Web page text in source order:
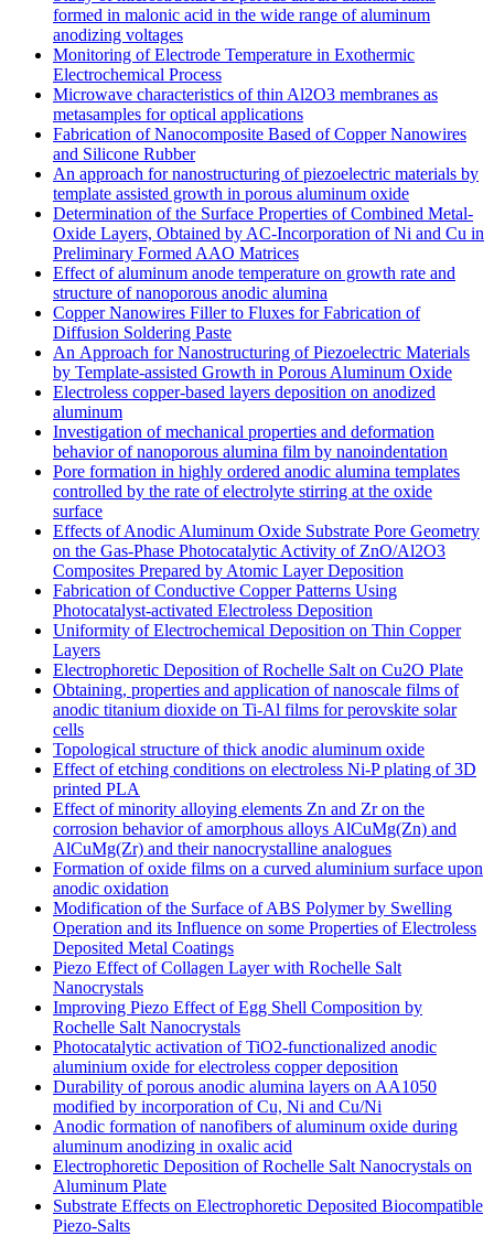
formed in malonic acid in the wide range of aluminum
anodizing voltages
Monitoring of Electrode Temperature in Exothermic
Electrochemical Process
Microwave characteristics of thin Al2O3 membranes as
metasamples for optical applications
Fabrication of Nanocomposite Based of Copper Nanowires
and Siliconе Rubber
An approach for nanostructuring of piezoelectric materials by
template assisted growth in porous aluminum oxide
Determination of the Surface Properties of Combined Metal-
Oxide Layers, Obtained by AC-Incorporation of Ni and Cu in
Preliminary Formed AAO Matrices
Effect of aluminum anode temperature on growth rate and
structure of nanoporous anodic alumina
Copper Nanowires Filler to Fluxes for Fabrication of
Diffusion Soldering Paste
An Аpproach for Nanostructuring of Piezoelectric Materials
by Template-assisted Growth in Porous Aluminum Oxide
Electroless copper-based layers deposition on anodized
aluminum
Investigation of mechanical properties and deformation
behavior of nanoporous alumina film by nanoindentation
Pore formation in highly ordered anodic alumina templates
controlled by the rate of electrolyte stirring at the oxide
surface
Effects of Anodic Aluminum Oxide Substrate Pore Geometry
on the Gas-Phase Photocatalytic Activity of ZnO/Al2O3
Composites Prepared by Atomic Layer Deposition
Fabrication of Conductive Copper Patterns Using
Photocatalyst-activated Electroless Deposition
Uniformity of Electrochemical Deposition on Thin Copper
Layers
Electrophoretic Deposition of Rochelle Salt on Cu2O Plate
Obtaining, properties and application of nanoscale films of
anodic titanium dioxide on Ti-Al films for perovskite solar
cells
Topological structure of thick anodic aluminum oxide
Effect of etching conditions on electroless Ni-P plating of 3D
printed PLA
Effect of minority alloying elements Zn and Zr on the
corrosion behavior of amorphous alloys АlCuMg(Zn) and
AlCuMg(Zr) and their nanocrystalline analogues
Formation of oxide films on a curved aluminium surface upon
anodic oxidation
Modification of the Surface of ABS Polymer by Swelling
Operation and its Influence on some Properties of Electroless
Deposited Metal Coatings
Piezo Effect of Collagen Layer with Rochelle Salt
Nanocrystals
Improving Piezo Effect of Egg Shell Composition by
Rochelle Salt Nanocrystals
Photocatalytic activation of TiO2-functionalized anodic
aluminium oxide for electroless copper deposition
Durability of porous anodic alumina layers on AA1050
modified by incorporation of Cu, Ni and Cu/Ni
Anodic formation of nanofibers of aluminum oxide during
aluminum anodizing in oxalic acid
Electrophoretic Deposition of Rochelle Salt Nanocrystals on
Aluminum Plate
Substrate Effects on Electrophoretic Deposited Biocompatible
Piezo-Salts